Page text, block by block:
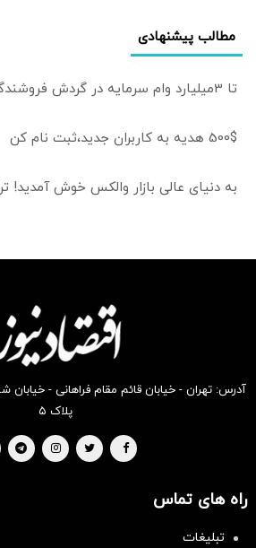
مطالب پیشنهادی
تا 3میلیارد وام سرمایه در گردش فروشندگان
500$ هدیه به کاربران جدید،ثبت نام کن
به دنیای عالی بازار والکس خوش آمدید!
آدرس: تهران - خیابان قائم مقام فراهانی -
پلاک ۵
راه های تماس
تبلیغات